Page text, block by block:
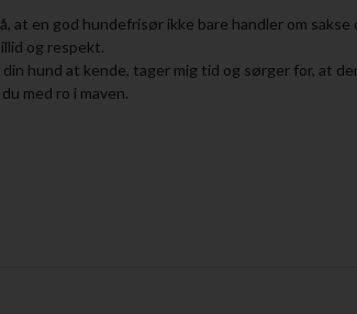
at en god hundefrisør ikke bare handler om sakse
og respekt.
din hund at kende, tager mig tid og sørger for, at
med ro i maven.